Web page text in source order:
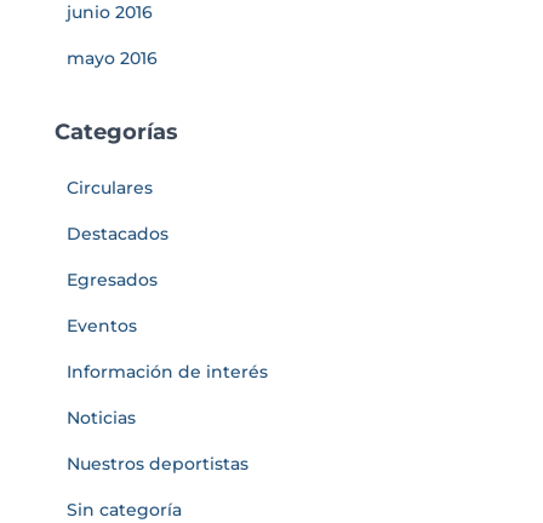
junio 2016
mayo 2016
Categorías
Circulares
Destacados
Egresados
Eventos
Información de interés
Noticias
Nuestros deportistas
Sin categoría